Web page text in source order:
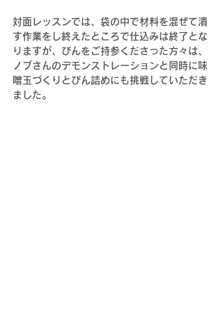
対面レッスンでは、袋の中で材料を混ぜて潰
す作業をし終えたところで仕込みは終了とな
りますが、びんをご持参くださった方々は、
ノブさんのデモンストレーションと同時に味
噌玉づくりとびん詰めにも挑戦していただき
ました。